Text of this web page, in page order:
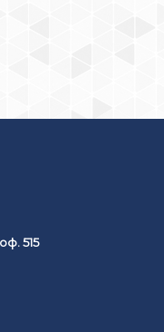
515